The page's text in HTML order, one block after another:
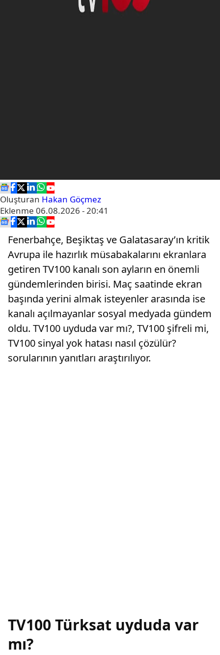
Oluşturan Hakan Göçmez
Eklenme 06.08.2026 - 20:41
Fenerbahçe, Beşiktaş ve Galatasaray’ın kritik
Avrupa ile hazırlık müsabakalarını ekranlara
getiren TV100 kanalı son ayların en önemli
gündemlerinden birisi. Maç saatinde ekran
başında yerini almak isteyenler arasında ise
kanalı açılmayanlar sosyal medyada gündem
oldu. TV100 uyduda var mı?, TV100 şifreli mi,
TV100 sinyal yok hatası nasıl çözülür?
sorularının yanıtları araştırılıyor.
TV100 Türksat uyduda var
mı?